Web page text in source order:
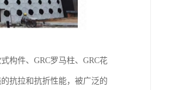
构件、GRC罗马柱、GRC花
抗拉和抗折性能，被广泛的